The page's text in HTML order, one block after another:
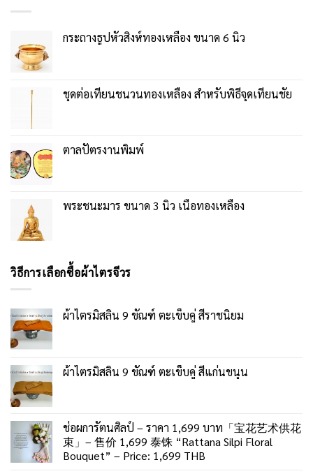
กระถางธูปหัวสิงห์ทองเหลือง ขนาด 6 นิ้ว
ชุดต่อเทียนชนวนทองเหลือง สำหรับพิธีจุดเทียนชัย
ตาลปัตรงานพิมพ์
พระชนะมาร ขนาด 3 นิ้ว เนื้อทองเหลือง
วิธีการเลือกซื้อผ้าไตรจีวร
ผ้าไตรมิสลิน 9 ขัณฑ์ ตะเข็บคู่ สีราชนิยม
ผ้าไตรมิสลิน 9 ขัณฑ์ ตะเข็บคู่ สีแก่นขนุน
ช่อผการัตนศิลป์ – ราคา 1,699 บาท「宝花艺术供花
束」– 售价 1,699 泰铢 “Rattana Silpi Floral
Bouquet” – Price: 1,699 THB